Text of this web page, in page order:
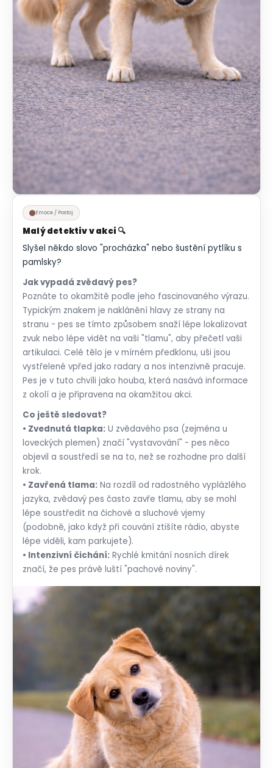
Emoce / Postoj
Malý detektiv v akci 🔍
Slyšel někdo slovo "procházka" nebo šustění pytlíku s
pamlsky?
Jak vypadá zvědavý pes?
Poznáte to okamžitě podle jeho fascinovaného výrazu.
Typickým znakem je naklánění hlavy ze strany na
stranu - pes se tímto způsobem snaží lépe lokalizovat
zvuk nebo lépe vidět na vaši "tlamu", aby přečetl vaši
artikulaci. Celé tělo je v mírném předklonu, uši jsou
vystřelené vpřed jako radary a nos intenzivně pracuje.
Pes je v tuto chvíli jako houba, která nasává informace
z okolí a je připravena na okamžitou akci.
Co ještě sledovat?
• Zvednutá tlapka: U zvědavého psa (zejména u
loveckých plemen) značí "vystavování" - pes něco
objevil a soustředí se na to, než se rozhodne pro další
krok.
• Zavřená tlama: Na rozdíl od radostného vyplázlého
jazyka, zvědavý pes často zavře tlamu, aby se mohl
lépe soustředit na čichové a sluchové vjemy
(podobně, jako když při couvání ztišíte rádio, abyste
lépe viděli, kam parkujete).
• Intenzivní čichání: Rychlé kmitání nosních dírek
značí, že pes právě luští "pachové noviny".